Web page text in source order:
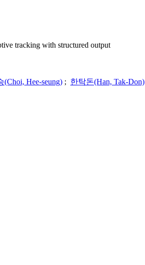
tracking with structured output
(Choi, Hee-seung) ; 한탁돈(Han, Tak-Don)